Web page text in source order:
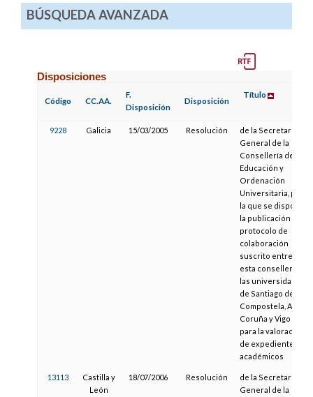
BÚSQUEDA AVANZADA
Disposiciones
Código CC.AA.
F.
Disposición
Disposición
Título
9228 Galicia 15/03/2005 Resolución
de la Secretaría
General de la
Consellería de
Educación y
Ordenación
Universitaria, por
la que se dispone
la publicación del
protocolo de
colaboración
suscrito entre
esta consellería y
las universidades
de Santiago de
Compostela, A
Coruña y Vigo
para la valoración
de expedientes
académicos
13113
Castilla y
León
18/07/2006 Resolución
de la Secretaría
General de la